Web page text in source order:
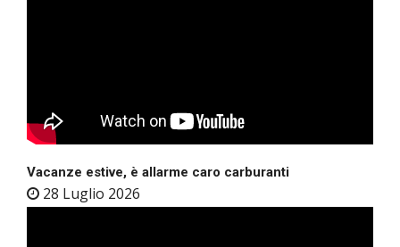
Vacanze estive, è allarme caro carburanti
28 Luglio 2026